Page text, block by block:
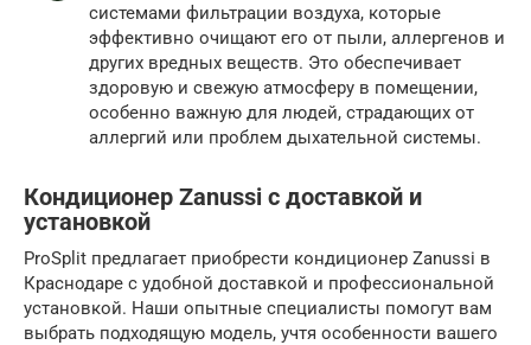
системами фильтрации воздуха, которые
эффективно очищают его от пыли, аллергенов и
других вредных веществ. Это обеспечивает
здоровую и свежую атмосферу в помещении,
особенно важную для людей, страдающих от
аллергий или проблем дыхательной системы.
Кондиционер Zanussi с доставкой и
установкой
ProSplit предлагает приобрести кондиционер Zanussi в
Краснодаре с удобной доставкой и профессиональной
установкой. Наши опытные специалисты помогут вам
выбрать подходящую модель, учтя особенности вашего